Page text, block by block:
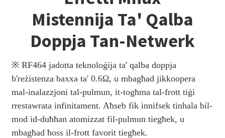
Mistennija Ta' Qalba
Doppja Tan-Netwerk
※ RF464 jadotta teknoloġija ta' qalba doppja
b'reżistenza baxxa ta' 0.6Ω, u mbagħad jikkoopera
mal-inalazzjoni tal-pulmun, it-togħma tal-frott tiġi
rrestawrata infinitament. Aħseb fik innifsek tinhala bil-
mod id-duħħan atomizzat fil-pulmun tiegħek, u
mbagħad ħoss il-frott favorit tiegħek.